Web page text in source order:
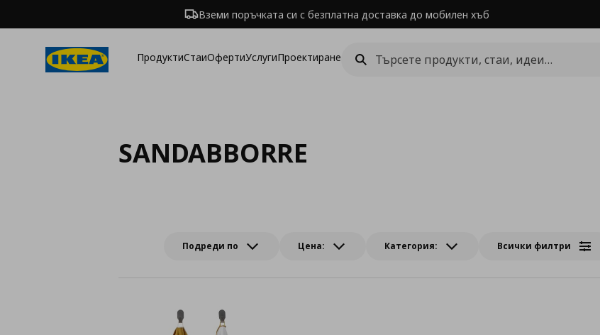
Вземи поръчката си с безплатна доставка до мобилен хъб
ПродуктиСтаиОфертиУслугиПроектиране
SANDABBORRE
Подреди по Цена: Категория: Всички филтри